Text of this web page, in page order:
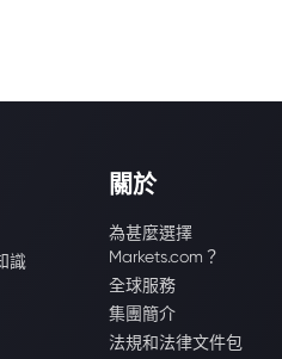
識
關於
為甚麼選擇
Markets.com？
全球服務
集團簡介
法規和法律文件包